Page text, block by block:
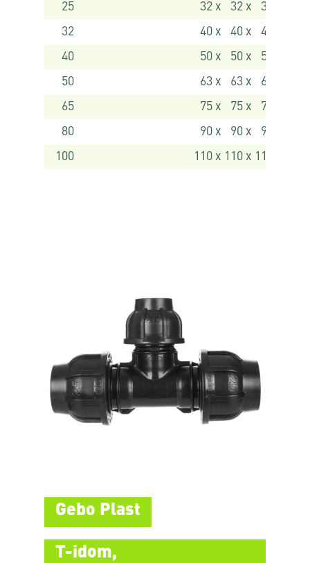
25
32 x 32 x 32
32
40 x 40 x 40
40
50 x 50 x 50
50
63 x 63 x 63
65
75 x 75 x 75
80
90 x 90 x 90
100
110 x 110 x 110
Gebo Plast
T-idom,